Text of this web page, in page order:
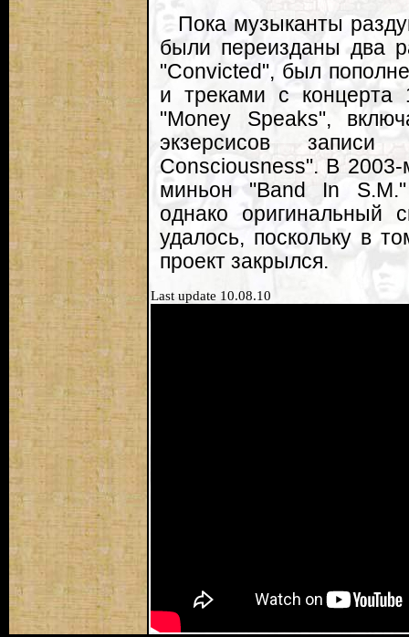
Пока музыканты
были переизданы два
"Convicted", был
и треками с концерта
"Money Speaks",
экзерсисов
Consciousness". В
миньон "Band In
однако оригинальный
удалось, поскольку в
проект закрылся.
Last update 10.08.10